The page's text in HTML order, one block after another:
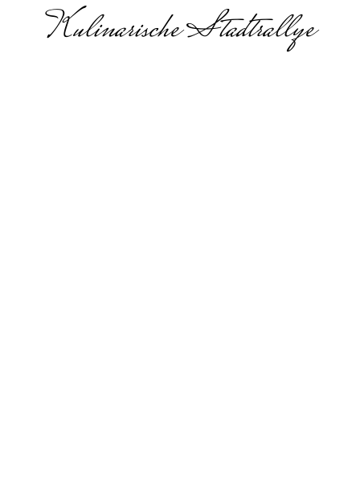
Kulinarische Stadtrallye